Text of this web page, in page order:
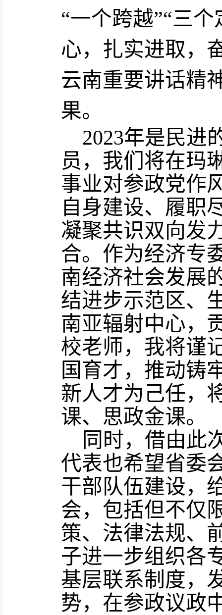
“一个跨越”“三
心，扎实进取，
云南重要讲话精
果。
2023年是民进
员，我们将在玛
事业对参政党作
自身建设、履职
凝聚共识双向发
合。作为经济专
南经济社会发展
结进步示范区、
南亚辐射中心，
校老师，我将谨
国育才，推动铸
新人才为己任，
课、思政金课。
同时，借由此
代表也希望省委
干部队伍建设，
会，包括但不仅
策、法律法规、
子进一步组织各
基层联系制度，
势，在参政议政